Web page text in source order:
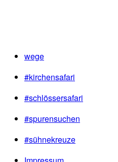
wege
#kirchensafari
#schlössersafari
#spurensuchen
#sühnekreuze